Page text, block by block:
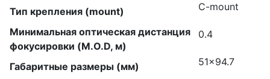
Тип крепления (mount) C-mount
Минимальная оптическая дистанция
фокусировки (M.O.D, м)
0.4
Габаритные размеры (мм) 51×94.7